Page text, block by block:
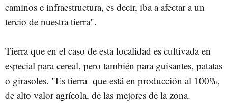
caminos e infraestructura, es decir, iba a afectar a un
tercio de nuestra tierra".
Tierra que en el caso de esta localidad es cultivada en
especial para cereal, pero también para guisantes, patatas
o girasoles. "Es tierra que está en producción al 100%,
de alto valor agrícola, de las mejores de la zona.